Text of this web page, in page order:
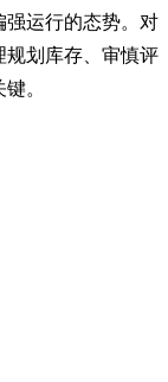
强运行的态势。对
规划库存、审慎评
。